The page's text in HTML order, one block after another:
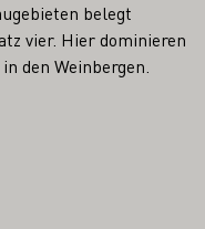
belegt
vier. Hier dominieren
den Weinbergen.